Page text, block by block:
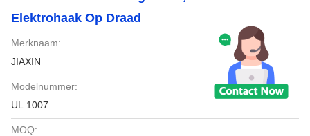
Elektrohaak Op Draad
Merknaam:
JIAXIN
Modelnummer:
UL 1007
MOQ: